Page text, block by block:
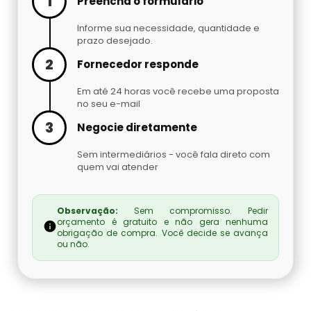
Argônio Líquido
Nitrogênio Líquido Preço
Cilindro De Gás Carbônico Para Chopp
Gás Hélio Comprar
Cilindro De Gás Para Chopeira Preço
Tocha Mig Mag
Cilindro De Gás Para Chopp
Cilindro De Oxigênio Hospitalar Para Alugar
Cilindro De Oxigenio Medicinal 50 Litros
Cilindro De Oxigênio Para Inalação
Cilindro De Oxigênio Para Inalação Preço
Cilindro Oxigenio Medicinal 3 Litros
Cilindro Oxigenio Medicinal Preço
Preço De Cilindro De Oxigênio Medicinal
Preço De Cilindro De Oxigênio
Informe sua necessidade, quantidade e
prazo desejado.
2 Fornecedor responde
Em até 24 horas você recebe uma proposta
no seu e-mail
3 Negocie diretamente
Sem intermediários - você fala direto com
quem vai atender
Observação: Sem compromisso. Pedir
orçamento é gratuito e não gera nenhuma
obrigação de compra. Você decide se avança
ou não.